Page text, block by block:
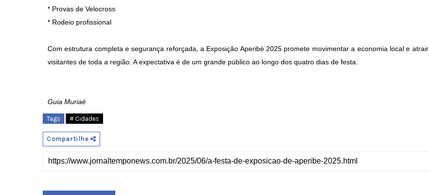
* Provas de Velocross
* Rodeio profissional
Com estrutura completa e segurança reforçada, a Exposição Aperibé 2025 promete movimentar a economia local e atrair
visitantes de toda a região. A expectativa é de um grande público ao longo dos quatro dias de festa.
Guia Muriaé
Tags # Cidades
Compartilhe